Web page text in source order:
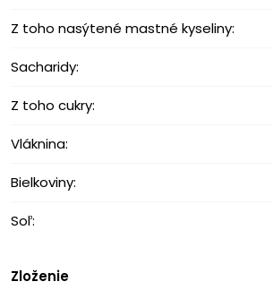
Z toho nasýtené mastné kyseliny:
Sacharidy:
Z toho cukry:
Vláknina:
Bielkoviny:
Soľ:
Zloženie